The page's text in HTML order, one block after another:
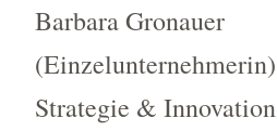
Barbara Gronauer
(Einzelunternehmerin)
Strategie & Innovation